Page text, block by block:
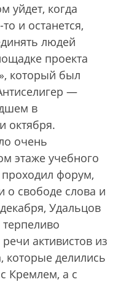
уйдет, когда
и останется,
людей
проекта
который был
—
в
октября.
очень
этаже учебного
проходил форум,
о свободе слова и
Удальцов
активистов из
делились
Кремлем, а с